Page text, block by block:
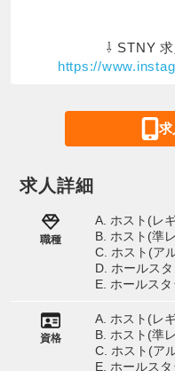
⇩ STNY
https://
求人詳細
職種
A. ホスト(レ
B. ホスト(準
C. ホスト(ア
D. ホールス
E. ホールス
資格
A. ホスト(レ
B. ホスト(準
C. ホスト(ア
E. ホールス